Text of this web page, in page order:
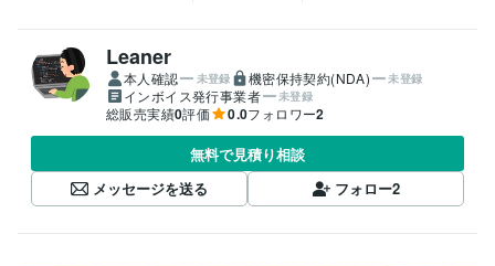
Leaner
本人確認 未登録 機密保持契約(NDA) 未登録
インボイス発行事業者 未登録
総販売実績0評価 0.0フォロワー2
無料で見積り相談
メッセージを送る
フォロー2